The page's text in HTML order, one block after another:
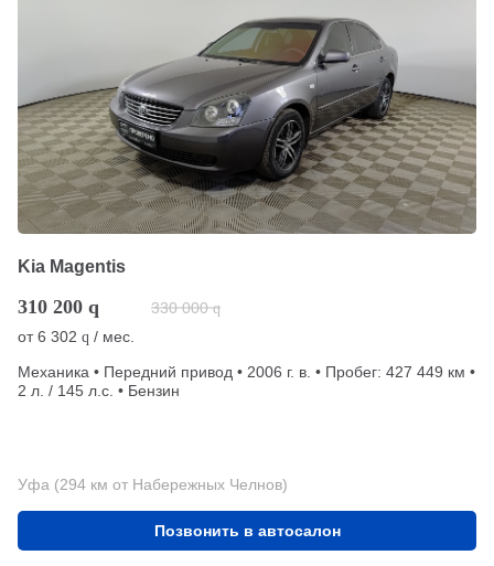
Kia Magentis
310 200 q 330 000 q
от6 302 q / мес.
Механика • Передний привод • 2006 г. в. • Пробег: 427 449 км •
2 л. / 145 л.с. • Бензин
Уфа (294 км от Набережных Челнов)
Позвонить в автосалон